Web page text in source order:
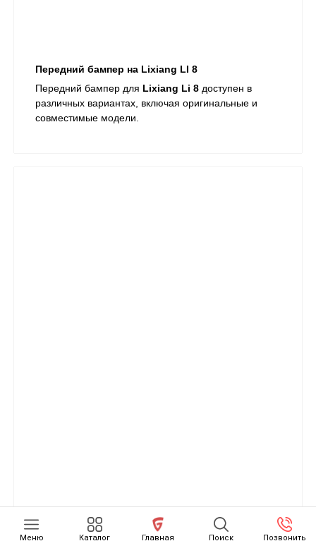
Меню Каталог Главная Поиск Позвонить
Передний бампер на Lixiang LI 8
Передний бампер для Lixiang Li 8 доступен в
различных вариантах, включая оригинальные и
совместимые модели.
Крыло на Lixiang Li 8
Переднее крыло для Lixiang Li 8 — это кузовная